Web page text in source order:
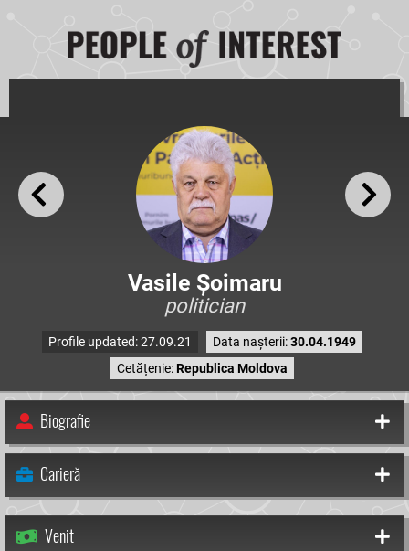
Vasile Șoimaru
politician
Profile updated: 27.09.21 Data nașterii:30.04.1949
Cetățenie:Republica Moldova
Biografie
Carieră
Venit